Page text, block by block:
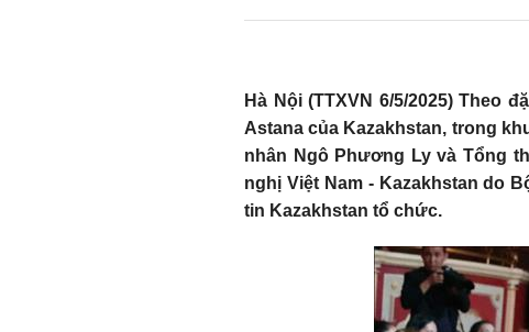
Hà Nội (TTXVN 6/5/2025) Theo
Astana của Kazakhstan, trong
nhân Ngô Phương Ly và Tổng
nghị Việt Nam - Kazakhstan do
tin Kazakhstan tổ chức.